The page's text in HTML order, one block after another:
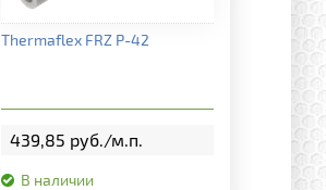
Подробная информация
Thermaflex FRZ P-42
439,85 руб./м.п.
В наличии